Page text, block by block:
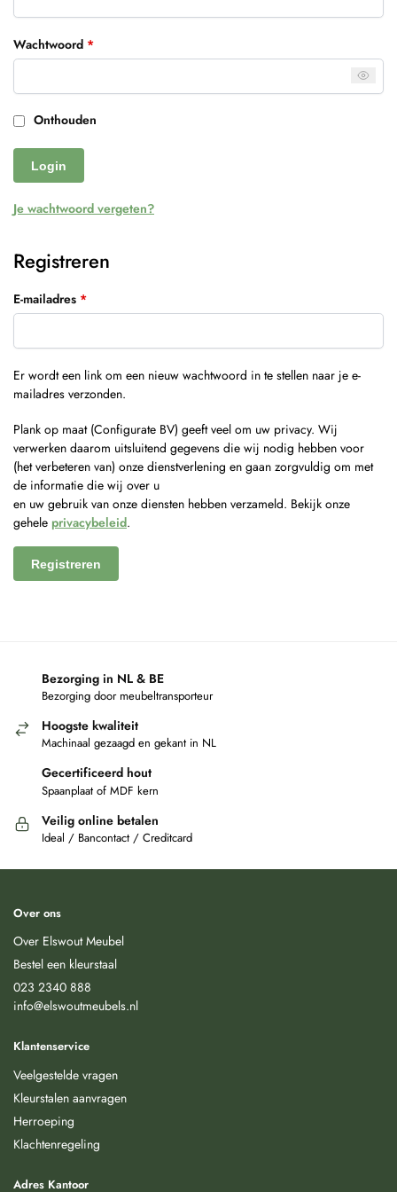
Wachtwoord *
Onthouden
Login
Je wachtwoord vergeten?
Registreren
E-mailadres *
Er wordt een link om een nieuw wachtwoord in te stellen naar je e-
mailadres verzonden.
Plank op maat (Configurate BV) geeft veel om uw privacy. Wij
verwerken daarom uitsluitend gegevens die wij nodig hebben voor
(het verbeteren van) onze dienstverlening en gaan zorgvuldig om met
de informatie die wij over u
en uw gebruik van onze diensten hebben verzameld. Bekijk onze
gehele privacybeleid.
Registreren
Bezorging in NL & BE
Bezorging door meubeltransporteur
Hoogste kwaliteit
Machinaal gezaagd en gekant in NL
Gecertificeerd hout
Spaanplaat of MDF kern
Veilig online betalen
Ideal / Bancontact / Creditcard
Over ons
Over Elswout Meubel
Bestel een kleurstaal
023 2340 888
info@elswoutmeubels.nl
Klantenservice
Veelgestelde vragen
Kleurstalen aanvragen
Herroeping
Klachtenregeling
Adres Kantoor